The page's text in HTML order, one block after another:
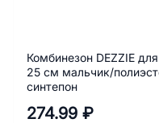
Комбинезон DEZZIE
25 см мальчик/
синтепон
274.99 ₽